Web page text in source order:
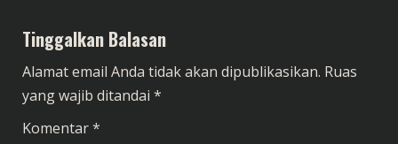
i
n
u
e
Tinggalkan Balasan
Alamat email Anda tidak akan dipublikasikan. Ruas
yang wajib ditandai *
Komentar*